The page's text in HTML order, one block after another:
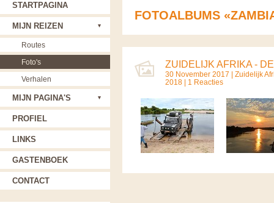
FOTOALBUMS
ZUIDELIJK AFRIKA -
30 November 2017 | Zuidelijk
2018 | 1 Reacties
STARTPAGINA
MIJN REIZEN
Routes
Foto's
Verhalen
MIJN PAGINA'S
PROFIEL
LINKS
GASTENBOEK
CONTACT